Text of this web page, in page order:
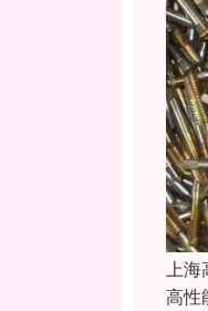
上海
高性